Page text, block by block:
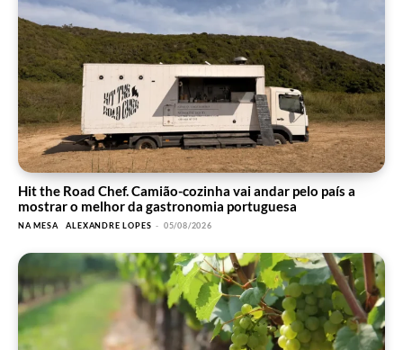
Hit the Road Chef. Camião-cozinha vai andar pelo país a
mostrar o melhor da gastronomia portuguesa
NA MESA ALEXANDRE LOPES - 05/08/2026